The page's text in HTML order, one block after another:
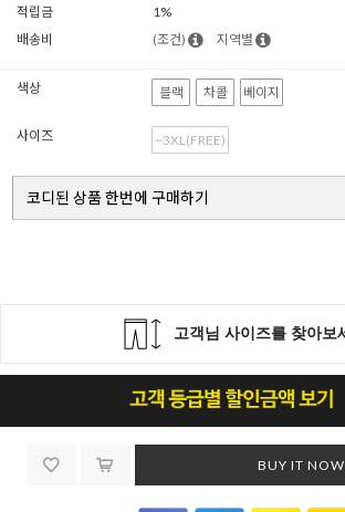
적립금
1%
배송비
(조건) 지역별
색상 블랙 차콜 베이지
사이즈 ~3XL(FREE)
코디된 상품 한번에 구매하기
BUY IT NOW